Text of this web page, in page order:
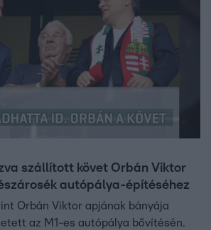
szállított követ Orbán Viktor
autópálya-építéséhez
Orbán Viktor apjának bányája
az M1-es autópálya bővítésén.